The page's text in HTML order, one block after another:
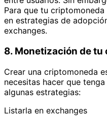
Para que tu
en estrategias de
exchanges.
8. Monetización de tu
Crear una criptomoneda
necesitas hacer que
algunas estrategias:
Listarla en exchanges